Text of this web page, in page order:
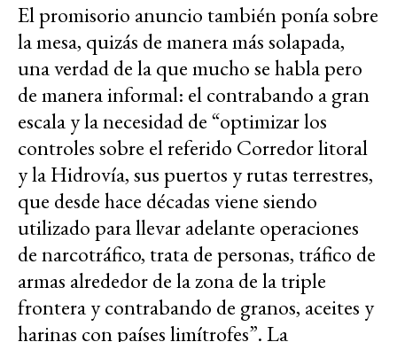
El promisorio anuncio también ponía sobre
la mesa, quizás de manera más solapada,
una verdad de la que mucho se habla pero
de manera informal: el contrabando a gran
escala y la necesidad de “optimizar los
controles sobre el referido Corredor litoral
y la Hidrovía, sus puertos y rutas terrestres,
que desde hace décadas viene siendo
utilizado para llevar adelante operaciones
de narcotráfico, trata de personas, tráfico de
armas alrededor de la zona de la triple
frontera y contrabando de granos, aceites y
harinas con países limítrofes”. La